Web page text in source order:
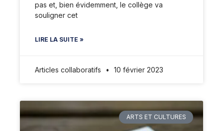
pas et, bien évidemment, le collège va
souligner cet
LIRE LA SUITE »
Articles collaboratifs 10 février 2023
ARTS ET CULTURES